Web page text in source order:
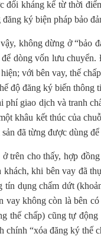
đối kháng kể từ thời
ký biện pháp bảo
không dừng ở “bảo
dòng vốn lưu
với bên vay, thế
độ đăng ký biến thông
phí giao dịch và tranh
khâu kết thúc của
đã từng được dùng để
trên cho thấy, hợp
khách, khi bên vay đã
tín dụng chấm dứt
vay không còn là bên
thế chấp) cũng tự
chính “xóa đăng ký thế